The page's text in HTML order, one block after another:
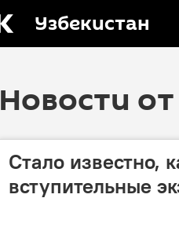
Узбекистан
Новости
Стало известно,
вступительные